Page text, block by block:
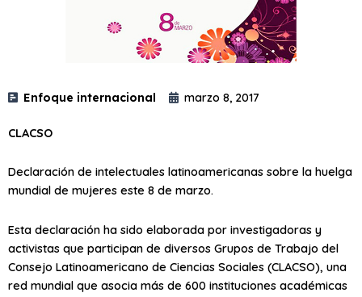
Enfoque internacional marzo 8, 2017
CLACSO
Declaración de intelectuales latinoamericanas sobre la huelga
mundial de mujeres este 8 de marzo.
Esta declaración ha sido elaborada por investigadoras y
activistas que participan de diversos Grupos de Trabajo del
Consejo Latinoamericano de Ciencias Sociales (CLACSO), una
red mundial que asocia más de 600 instituciones académicas